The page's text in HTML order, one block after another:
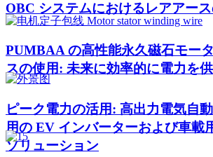
OBC システムにおけるレアアー
PUMBAA の高性能永久磁石モー
スの使用: 未来に効率的に電力を
ピーク電力の活用: 高出力電気自
用の EV インバーターおよび車載
ソリューション